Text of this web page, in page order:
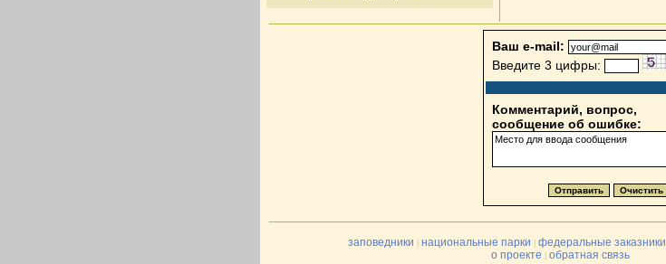
Ваш e-mail:
Введите 3 цифры:
Комментарий, вопрос,
сообщение об ошибке:
заповедники национальные парки федеральные заказники
о проекте
обратная связь